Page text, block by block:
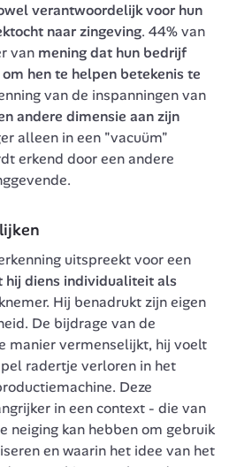
verantwoordelijk voor hun
naar zingeving. 44% van
van mening dat hun bedrijf
hen te helpen betekenis te
van de inspanningen van
andere dimensie aan zijn
alleen in een "vacuüm"
erkend door een andere
uitspreekt voor een
hij diens individualiteit als
Hij benadrukt zijn eigen
De bijdrage van de
manier vermenselijkt, hij voelt
radertje verloren in het
Deze
in een context - die van
neiging kan hebben om gebruik
en waarin het idee van het